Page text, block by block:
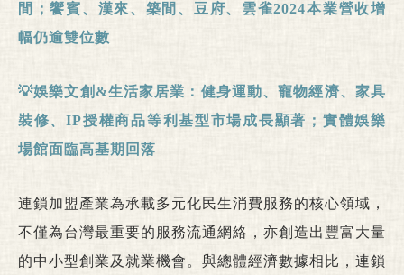
間；饗賓、漢來、築間、豆府、 雲雀2024本業營收增
幅仍逾雙位數
💡娛樂文創 &生活家居業：健身運動、寵物經濟、家具
裝修、IP授權商品等利基型市場成長顯著；實體娛樂
場館面臨高基期回 落
連鎖加盟產業為承載多元化民生消費服務的核心領域，
不僅為台灣最重要的服務流通網絡，亦創造出豐富大量
的中小型創業及就業機會。與總體經濟數據相比，連鎖